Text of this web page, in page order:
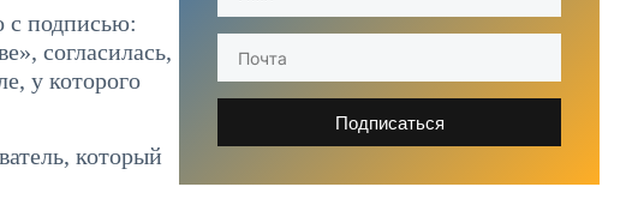
с подписью:
согласилась,
у которого
который
Подписаться